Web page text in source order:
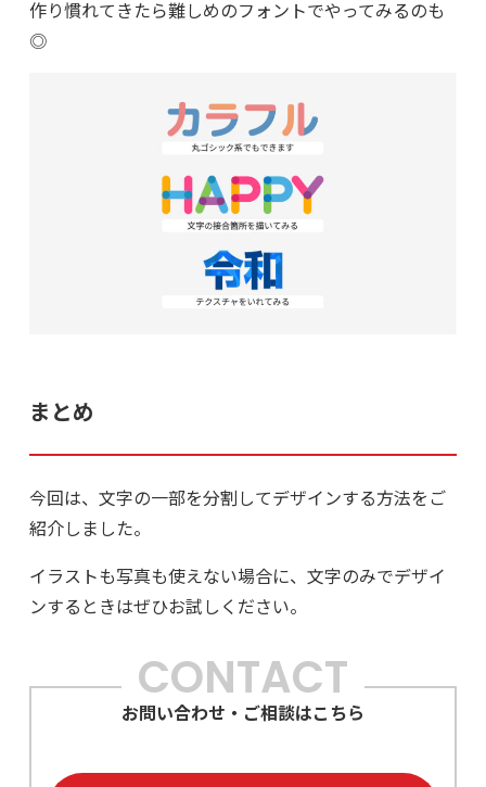
作り慣れてきたら難しめのフォントでやってみるのも
◎
まとめ
今回は、文字の一部を分割してデザインする方法をご
紹介しました。
イラストも写真も使えない場合に、文字のみでデザイ
ンするときはぜひお試しください。
CONTACT
お問い合わせ・ご相談はこちら